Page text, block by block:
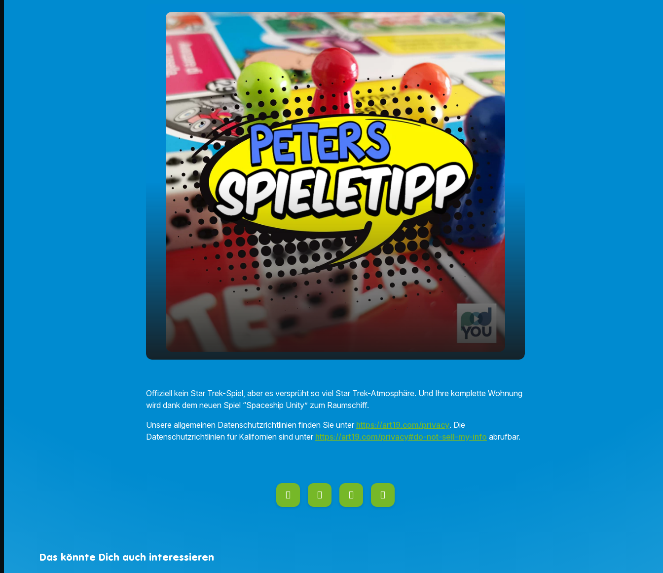
Offiziell kein Star Trek-Spiel, aber es versprüht so viel Star Trek-Atmosphäre. Und Ihre komplette Wohnung
wird dank dem neuen Spiel “Spaceship Unity” zum Raumschiff.
Unsere allgemeinen Datenschutzrichtlinien finden Sie unter https://art19.com/privacy. Die
Datenschutzrichtlinien für Kalifornien sind unter https://art19.com/privacy#do-not-sell-my-info abrufbar.
Das könnte Dich auch interessieren